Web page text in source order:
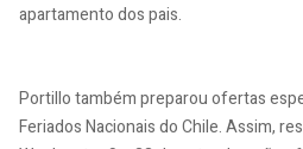
apartamento dos pais.
Portillo também preparou ofertas
Feriados Nacionais do Chile. Assim,